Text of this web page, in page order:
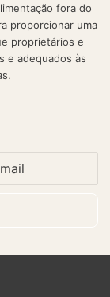
fora do
proporcionar uma
proprietários e
e adequados às